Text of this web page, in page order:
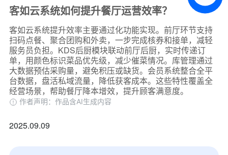
客如云系统如何提升餐厅运营效率？
客如云系统提升效率主要通过化功能实现。前厅环节支持
扫码点餐、聚合团购和外卖，一步完成核券和接单，减轻
服务员负担。KDS后厨模块联动前厅后厨，实时传递订
单，用颜色标识菜品优先级，减少催菜情况。库管理通过
大数据预估采购量，避免积压或缺货。会员系统整合全平
台数据，盘活私域流量，降低获客成本。这些特性覆盖全
经营场景，帮助餐厅降本增效，提升顾客满意度。
作者声明：作品含AI生成内容
2025.09.09
我是老客户，了解最新优惠